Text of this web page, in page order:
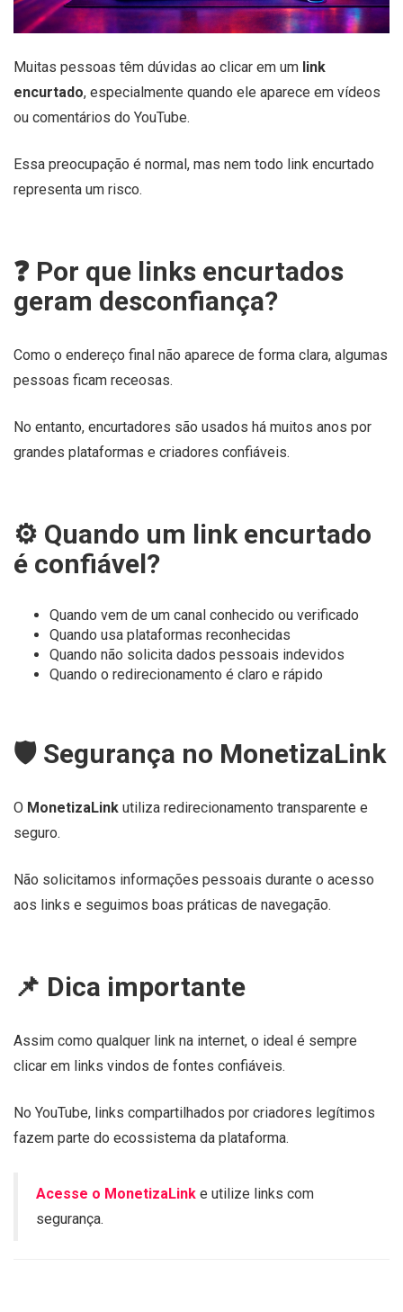
Muitas pessoas têm dúvidas ao clicar em um link
encurtado, especialmente quando ele aparece em vídeos
ou comentários do YouTube.
Essa preocupação é normal, mas nem todo link encurtado
representa um risco.
❓ Por que links encurtados
geram desconfiança?
Como o endereço final não aparece de forma clara, algumas
pessoas ficam receosas.
No entanto, encurtadores são usados há muitos anos por
grandes plataformas e criadores confiáveis.
⚙️ Quando um link encurtado
é confiável?
Quando vem de um canal conhecido ou verificado
Quando usa plataformas reconhecidas
Quando não solicita dados pessoais indevidos
Quando o redirecionamento é claro e rápido
🛡️ Segurança no MonetizaLink
O MonetizaLink utiliza redirecionamento transparente e
seguro.
Não solicitamos informações pessoais durante o acesso
aos links e seguimos boas práticas de navegação.
📌 Dica importante
Assim como qualquer link na internet, o ideal é sempre
clicar em links vindos de fontes confiáveis.
No YouTube, links compartilhados por criadores legítimos
fazem parte do ecossistema da plataforma.
Acesse o MonetizaLink e utilize links com
segurança.